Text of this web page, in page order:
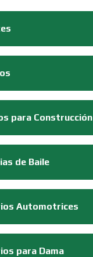
para Construcción
de Baile
Automotrices
para Dama